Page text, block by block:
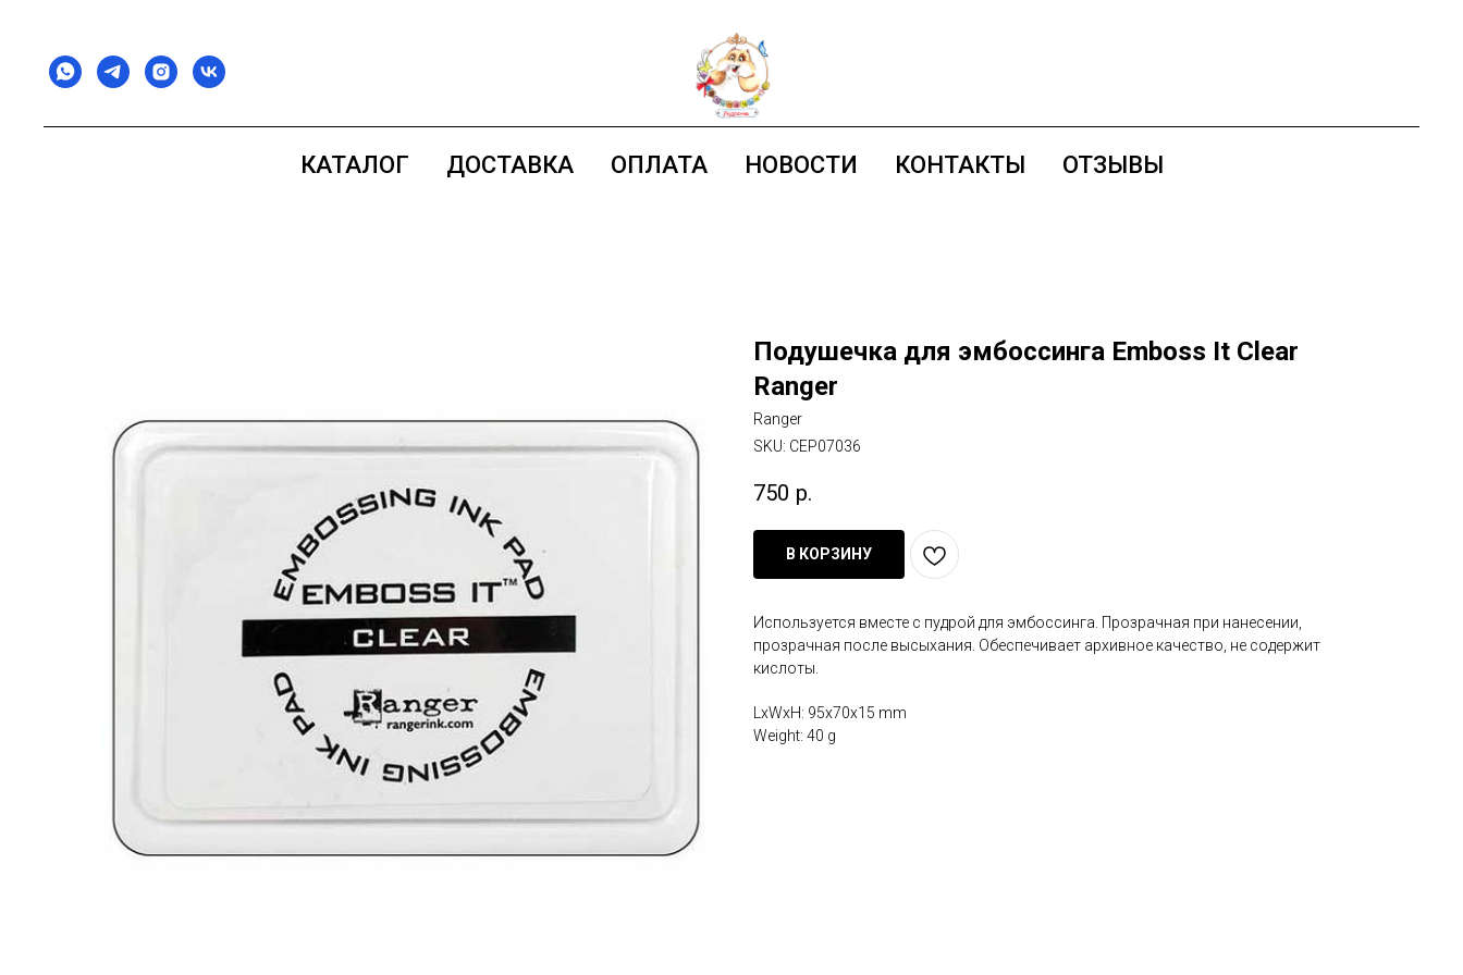
КАТАЛОГ ДОСТАВКА ОПЛАТА НОВОСТИ КОНТАКТЫ ОТЗЫВЫ
Подушечка для эмбоссинга Emboss It Clear
Ranger
Ranger
SKU: CEP07036
750 р.
В КОРЗИНУ
Используется вместе с пудрой для эмбоссинга. Прозрачная при нанесении,
прозрачная после высыхания. Обеспечивает архивное качество, не содержит
кислоты.
LxWxH: 95x70x15 mm
Weight: 40 g